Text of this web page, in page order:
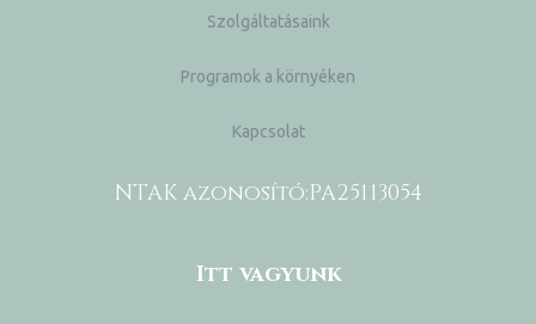
Szolgáltatásaink
Programok a környéken
Kapcsolat
NTAK azonosító:PA25113054
Itt vagyunk